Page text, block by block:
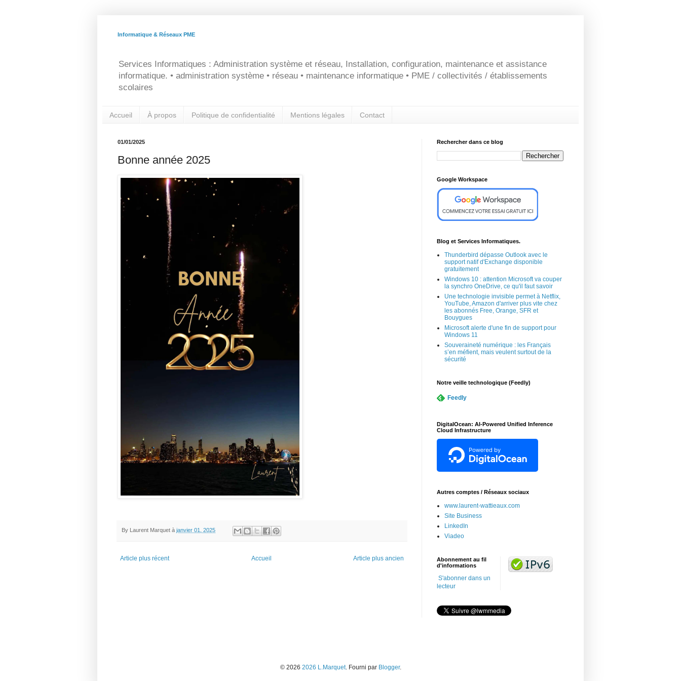
Informatique & Réseaux PME
Services Informatiques : Administration système et réseau, Installation, configuration, maintenance et assistance
informatique. • administration système • réseau • maintenance informatique • PME / collectivités / établissements
scolaires
Accueil À propos Politique de confidentialité Mentions légales Contact
01/01/2025
Bonne année 2025
By Laurent Marquet à janvier 01, 2025
Article plus récent Article plus ancien
Accueil
Rechercher dans ce blog
Google Workspace
Blog et Services Informatiques.
Thunderbird dépasse Outlook avec le
support natif d'Exchange disponible
gratuitement
Windows 10 : attention Microsoft va couper
la synchro OneDrive, ce qu'il faut savoir
Une technologie invisible permet à Netflix,
YouTube, Amazon d'arriver plus vite chez
les abonnés Free, Orange, SFR et
Bouygues
Microsoft alerte d'une fin de support pour
Windows 11
Souveraineté numérique : les Français
s’en méfient, mais veulent surtout de la
sécurité
Notre veille technologique (Feedly)
Feedly
DigitalOcean: AI-Powered Unified Inference
Cloud Infrastructure
Autres comptes / Réseaux sociaux
www.laurent-wattieaux.com
Site Business
LinkedIn
Viadeo
Abonnement au fil
d'informations
S'abonner dans un
lecteur
© 2026 2026 L.Marquet. Fourni par Blogger.